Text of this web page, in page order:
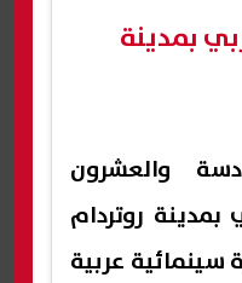
بمدينة
والعشرون
بمدينة روتردام
سينمائية عربية